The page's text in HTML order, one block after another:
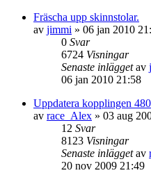
Fräscha upp skinnstolar.
av jimmi » 06 jan 2010
0 Svar
6724 Visningar
Senaste inläggetav
06 jan 2010 21:58
Uppdatera kopplingen
av race_Alex » 03 aug
12 Svar
8123 Visningar
Senaste inläggetav
20 nov 2009 21:49